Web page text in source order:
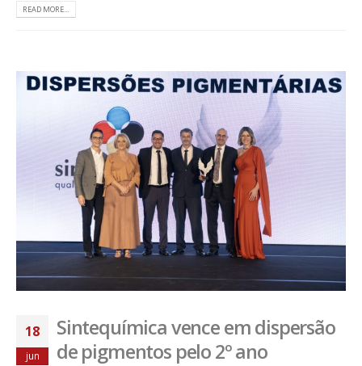
READ MORE...
18
jun
Sintequímica vence em dispersão
de pigmentos pelo 2º ano